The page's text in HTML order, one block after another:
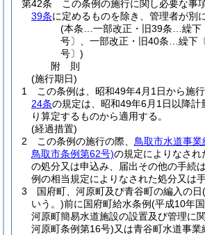
第42条
この条例の施行に関し必要な事
39条に定めるものを除き、管理者が別
(本条…一部改正・旧39条…繰下
号〕、一部改正・旧40条…繰下
号〕)
附 則
(施行期日)
1
この条例は、昭和49年4月1日から施行
24条の規定は、昭和49年6月1日以降計
り算定するものから適用する。
(経過措置)
2
この条例の施行の際、 鳥取市水道事業
鳥取市条例第62号)の規定によりなさ
の処分又は申込み、届出その他の手続
例の相当規定によりなされた処分又は
3
国府町、河原町及び青谷町の編入の日
いう。)前に国府町給水条例(平成10年
河原町簡易水道施設の設置及び管理に
河原町条例第16号)又は青谷町水道事業